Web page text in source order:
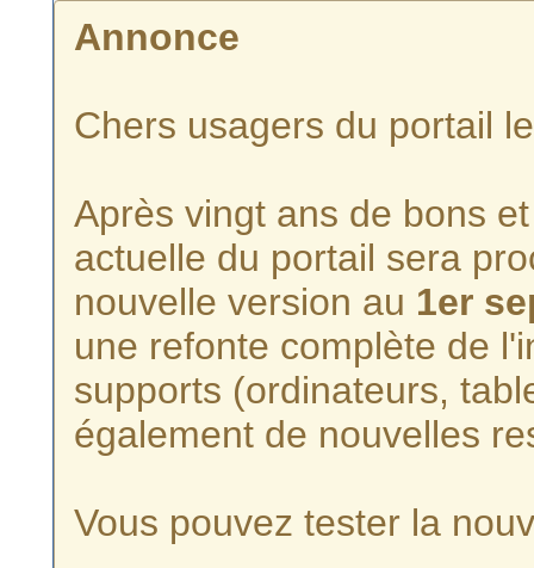
Annonce
Chers usagers du portail
Après vingt ans de bons
actuelle du portail sera
nouvelle version au 1er
une refonte complète de
supports (ordinateurs,
également de nouvelles
Vous pouvez tester la